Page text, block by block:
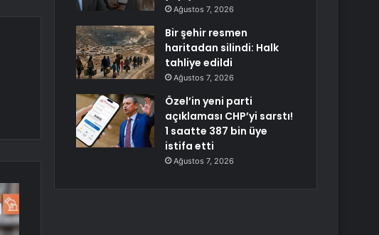
Ağustos 7, 2026
Bir şehir resmen
haritadan silindi: Halk
tahliye edildi
Ağustos 7, 2026
Özel’in yeni parti
açıklaması CHP’yi sarstı!
1 saatte 387 bin üye
istifa etti
Ağustos 7, 2026